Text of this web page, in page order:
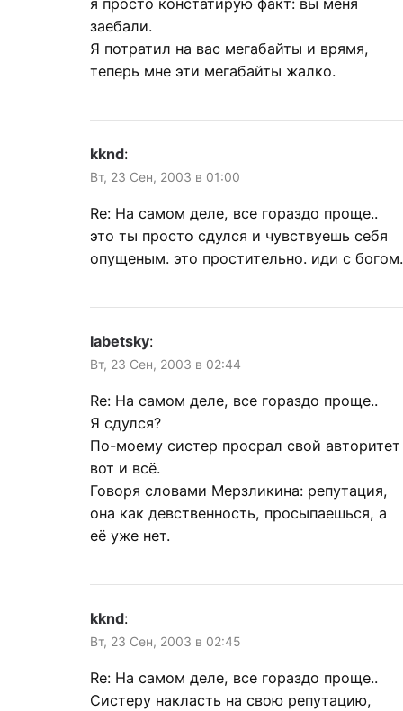
я просто констатирую факт: вы меня
заебали.
Я потратил на вас мегабайты и врямя,
теперь мне эти мегабайты жалко.
kknd:
Вт, 23 Сен, 2003 в 01:00
Re: На самом деле, все гораздо проще..
это ты просто сдулся и чувствуешь себя
опущеным. это простительно. иди с богом.
labetsky:
Вт, 23 Сен, 2003 в 02:44
Re: На самом деле, все гораздо проще..
Я сдулся?
По-моему систер просрал свой авторитет
вот и всё.
Говоря словами Мерзликина: репутация,
она как девственность, просыпаешься, а
её уже нет.
kknd:
Вт, 23 Сен, 2003 в 02:45
Re: На самом деле, все гораздо проще..
Систеру накласть на свою репутацию,